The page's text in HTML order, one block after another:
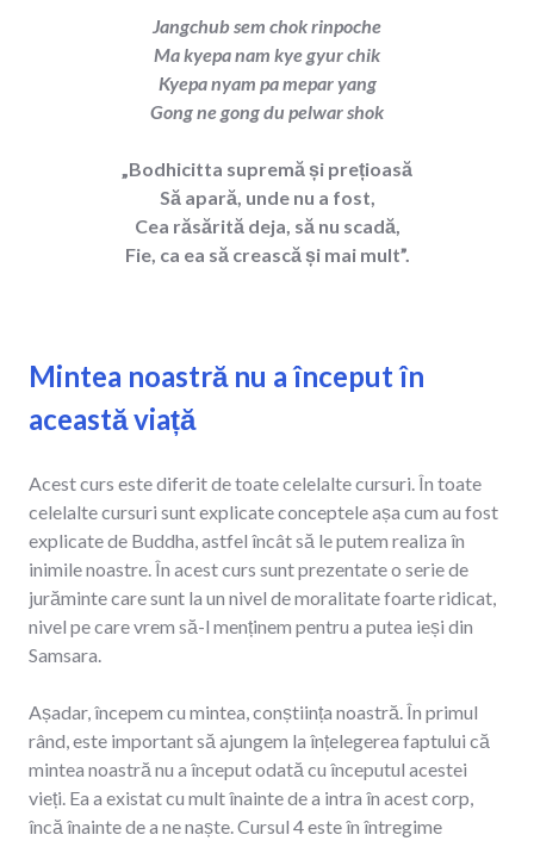
Jangchub sem chok rinpoche
Ma kyepa nam kye gyur chik
Kyepa nyam pa mepar yang
Gong ne gong du pelwar shok
„Bodhicitta supremă și prețioasă
Să apară, unde nu a fost,
Cea răsărită deja, să nu scadă,
Fie, ca ea să crească și mai mult”.
Mintea noastră nu a început în
aceastăviață
Acest curs este diferit de toate celelalte cursuri. În toate
celelalte cursuri sunt explicate conceptele așa cum au fost
explicate de Buddha, astfel încât să le putem realiza în
inimile noastre. În acest curs sunt prezentate o serie de
jurăminte care sunt la un nivel de moralitate foarte ridicat,
nivel pe care vrem să-l menținem pentru a putea ieși din
Samsara.
Așadar, începem cu mintea, conștiința noastră. În primul
rând, este important să ajungem la înțelegerea faptului că
mintea noastră nu a început odată cu începutul acestei
vieți. Ea a existat cu mult înainte de a intra în acest corp,
încă înainte de a ne naște. Cursul 4 este în întregime